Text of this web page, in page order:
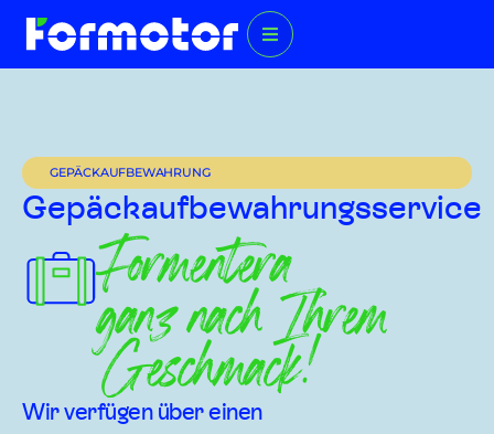
GEPÄCKAUFBEWAHRUNG
Gepäckaufbewahrungsservice
Formentera
ganz nach Ihrem
Geschmack!
Wir verfügen über einen